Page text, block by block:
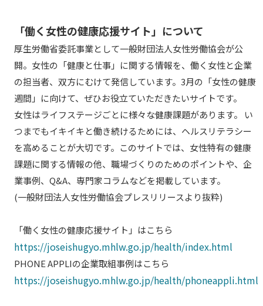
「働く女性の健康応援サイト」について
厚生労働省委託事業として一般財団法人女性労働協会が公
開。女性の「健康と仕事」に関する情報を、働く女性と企業
の担当者、双方にむけて発信しています。3月の「女性の健康
週間」に向けて、ぜひお役立ていただきたいサイトです。
女性はライフステージごとに様々な健康課題があります。 い
つまでもイキイキと働き続けるためには、ヘルスリテラシー
を高めることが大切です。このサイトでは、女性特有の健康
課題に関する情報の他、職場づくりのためのポイントや、企
業事例、Q&A、専門家コラムなどを掲載しています。
(一般財団法人女性労働協会プレスリリースより抜粋)
「働く女性の健康応援サイト」はこちら
https://joseishugyo.mhlw.go.jp/health/index.html
PHONE APPLIの企業取組事例はこちら
https://joseishugyo.mhlw.go.jp/health/phoneappli.html